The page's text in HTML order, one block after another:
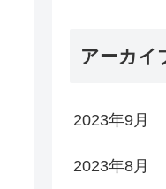
アーカイ
2023年9月
2023年8月